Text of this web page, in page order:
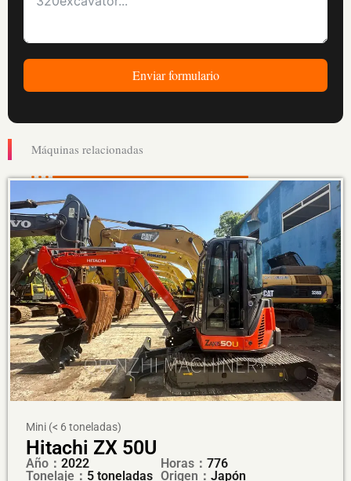
Enviar formulario
Máquinas relacionadas
Mini (< 6 toneladas)
Hitachi ZX 50U
Año： 2022
Tonelaje： 5 toneladas
Horas： 776
Origen： Japón